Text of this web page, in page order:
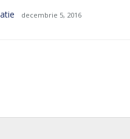
decembrie 5, 2016